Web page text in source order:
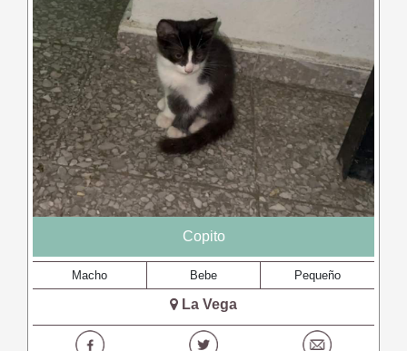
Copito
Macho Bebe Pequeño
La Vega